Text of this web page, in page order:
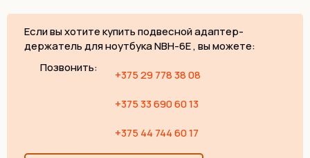
Если вы хотите купить подвесной адаптер-
держатель для ноутбука NBH-6E , вы можете:
Позвонить:
+375 29 778 38 08
+375 33 690 60 13
+375 44 744 60 17